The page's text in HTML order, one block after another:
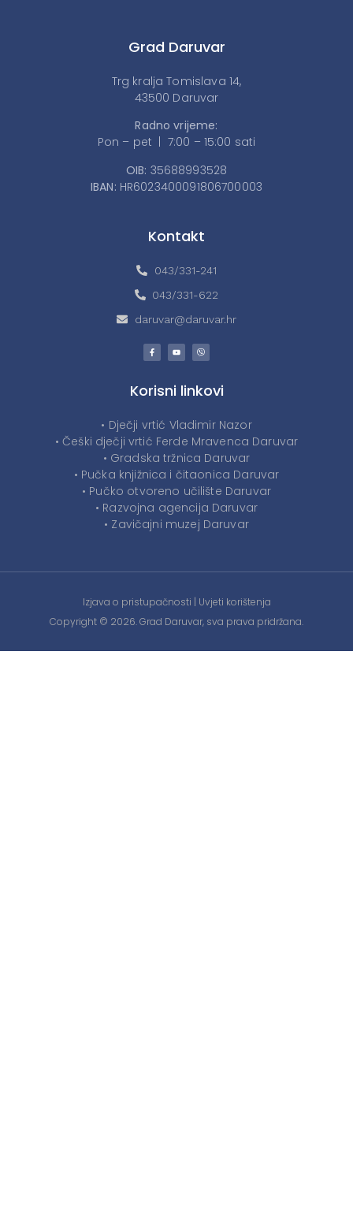
Grad Daruvar
Trg kralja Tomislava 14,
43500 Daruvar
Radno vrijeme:
Pon – pet | 7:00 – 15:00 sati
OIB: 35688993528
IBAN: HR6023400091806700003
Kontakt
043/331-241
043/331-622
daruvar@daruvar.hr
Korisni linkovi
• Dječji vrtić Vladimir Nazor
• Češki dječji vrtić Ferde Mravenca Daruvar
• Gradska tržnica Daruvar
• Pučka knjižnica i čitaonica Daruvar
• Pučko otvoreno učilište Daruvar
• Razvojna agencija Daruvar
• Zavičajni muzej Daruvar
Izjava o pristupačnosti | Uvjeti korištenja
Copyright © 2026. Grad Daruvar, sva prava pridržana.